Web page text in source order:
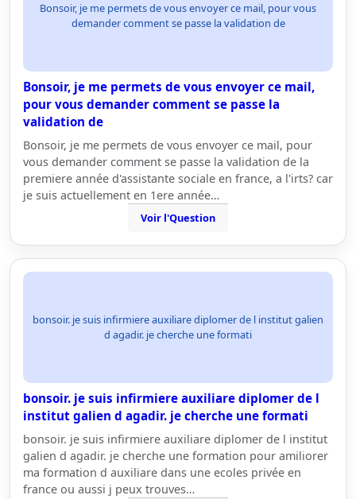
Bonsoir, je me permets de vous envoyer ce mail, pour vous
demander comment se passe la validation de
Bonsoir, je me permets de vous envoyer ce mail,
pour vous demander comment se passe la
validation de
Bonsoir, je me permets de vous envoyer ce mail, pour
vous demander comment se passe la validation de la
premiere année d'assistante sociale en france, a l'irts? car
je suis actuellement en 1ere année…
Voir l'Question
bonsoir. je suis infirmiere auxiliare diplomer de l institut galien
d agadir. je cherche une formati
bonsoir. je suis infirmiere auxiliare diplomer de l
institut galien d agadir. je cherche une formati
bonsoir. je suis infirmiere auxiliare diplomer de l institut
galien d agadir. je cherche une formation pour amiliorer
ma formation d auxiliare dans une ecoles privée en
france ou aussi j peux trouves…